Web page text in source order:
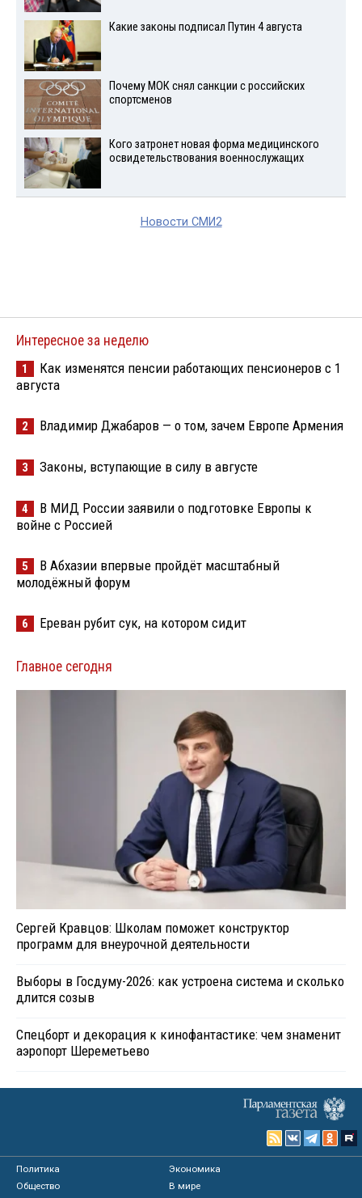
Какие законы подписал Путин 4 августа
Почему МОК снял санкции с российских
спортсменов
Кого затронет новая форма медицинского
освидетельствования военнослужащих
Новости СМИ2
Интересное за неделю
1
Как изменятся пенсии работающих пенсионеров с 1
августа
2 Владимир Джабаров — о том, зачем Европе Армения
3 Законы, вступающие в силу в августе
4
В МИД России заявили о подготовке Европы к
войне с Россией
5
В Абхазии впервые пройдёт масштабный
молодёжный форум
6 Ереван рубит сук, на котором сидит
Главное сегодня
Сергей Кравцов: Школам поможет конструктор
программ для внеурочной деятельности
Выборы в Госдуму-2026: как устроена система и сколько
длится созыв
Спецборт и декорация к кинофантастике: чем знаменит
аэропорт Шереметьево
Политика
Экономика
Общество
В мире